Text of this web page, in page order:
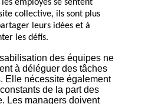
employés se sentent
collective, ils sont plus
leurs idées et à
les défis.
des équipes ne
à déléguer des tâches
Elle nécessite également
de la part des
Les managers doivent